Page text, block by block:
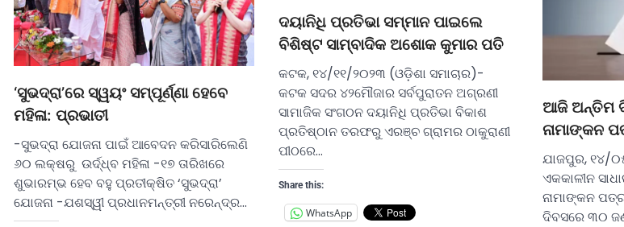
‘ସୁଭଦ୍ରା’ରେ ସ୍ୱୟଂ ସମ୍ପୂର୍ଣ୍ଣା ହେବେ
ମହିଳା: ପ୍ରଭାତୀ
-ସୁଭଦ୍ରା ଯୋଜନା ପାଇଁ ଆବେଦନ କରିସାରିଲେଣି
୬୦ ଲକ୍ଷରୁ ଉର୍ଦ୍ଧ୍ବ ମହିଳା -୧୭ ତାରିଖରେ
ଶୁଭାରମ୍ଭ ହେବ ବହୁ ପ୍ରତୀକ୍ଷିତ ‘ସୁଭଦ୍ରା’
ଯୋଜନା -ଯଶସ୍ୱୀ ପ୍ରଧାନମନ୍ତ୍ରୀ ନରେନ୍ଦ୍ର…
ଦୟାନିଧି ପ୍ରତିଭା ସମ୍ମାନ ପାଇଲେ
ବିଶିଷ୍ଟ ସାମ୍ବାଦିକ ଅଶୋକ କୁମାର ପତି
କଟକ, ୧୪/୧୧/୨୦୨୩ (ଓଡ଼ିଶା ସମାଚାର)-
କଟକ ସଦର ୪୨ମୌଜାର ସର୍ବପୁରାତନ ଅଗ୍ରଣୀ
ସାମାଜିକ ସଂଗଠନ ଦୟାନିଧି ପ୍ରତିଭା ବିକାଶ
ପ୍ରତିଷ୍ଠାନ ତରଫରୁ ଏରଞ୍ଚ ଗ୍ରାମର ଠାକୁରାଣୀ
ପୀଠରେ…
Share this:
WhatsApp
ଆଜି ଅନ୍ତିମ
ନାମାଙ୍କନ
ଯାଜପୁର, ୧୪/
ଏକକାଳୀନ
ନାମାଙ୍କନ
ଦିବସରେ ୩୦ ଜଣ